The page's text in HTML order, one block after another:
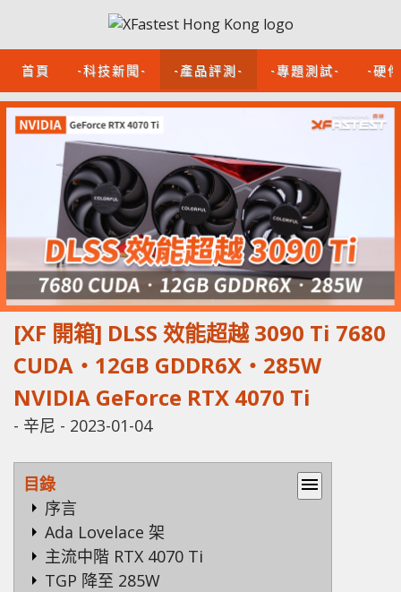
首頁 -科技新聞- -產品評測- -專題測試- -硬
[XF 開箱] DLSS 效能超越 3090 Ti 7680
CUDA‧12GB GDDR6X‧285W
NVIDIA GeForce RTX 4070 Ti
- 辛尼 - 2023-01-04
目錄
menu
序言
Ada Lovelace 架
主流中階 RTX 4070 Ti
TGP 降至 285W